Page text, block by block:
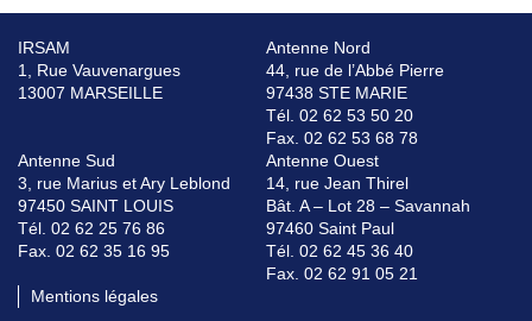
IRSAM
1, Rue Vauvenargues
13007 MARSEILLE
Antenne Nord
44, rue de l’Abbé Pierre
97438 STE MARIE
Tél. 02 62 53 50 20
Fax. 02 62 53 68 78
Antenne Sud
3, rue Marius et Ary Leblond
97450 SAINT LOUIS
Tél. 02 62 25 76 86
Fax. 02 62 35 16 95
Antenne Ouest
14, rue Jean Thirel
Bât. A – Lot 28 – Savannah
97460 Saint Paul
Tél. 02 62 45 36 40
Fax. 02 62 91 05 21
Mentions légales